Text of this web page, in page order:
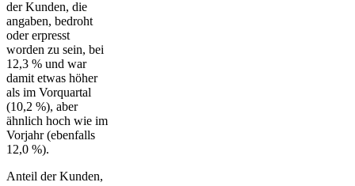
der Kunden, die
angaben, bedroht
oder erpresst
worden zu sein, bei
12,3 % und war
damit etwas höher
als im Vorquartal
(10,2 %), aber
ähnlich hoch wie im
Vorjahr (ebenfalls
12,0 %).
Anteil der Kunden,